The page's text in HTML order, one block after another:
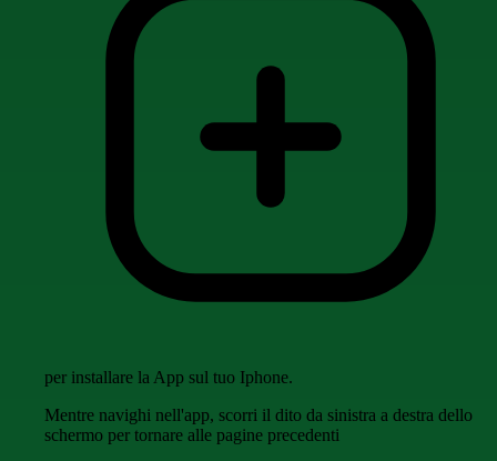
per installare la App sul tuo Iphone.
Mentre navighi nell'app, scorri il dito da sinistra a destra dello
schermo per tornare alle pagine precedenti